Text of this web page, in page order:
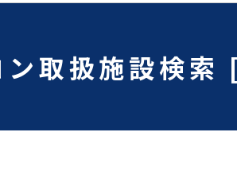
ン取扱施設検索